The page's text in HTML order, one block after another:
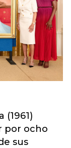
(1961)
por ocho
sus